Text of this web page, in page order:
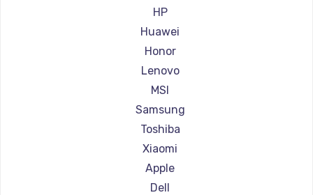
Ремонт ноутбуков Aorus
Ремонт ноутбуков Maibenben
Ремонт ноутбуков Getac
Ремонт ноутбуков Epson
Ремонт ноутбуков Philips
Ремонт ноутбуков LG
Ремонт ноутбуков Panasonic
Ремонт ноутбуков Irbis
Ремонт ноутбуков Thunderobot
Ремонт ноутбуков Hasee
HP
Huawei
Honor
Lenovo
MSI
Samsung
Toshiba
Xiaomi
Apple
Dell